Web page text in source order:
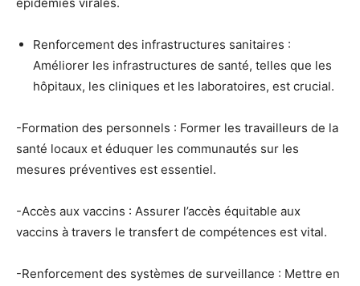
Renforcement des infrastructures sanitaires :
Améliorer les infrastructures de santé, telles que les
hôpitaux, les cliniques et les laboratoires, est crucial.
-Formation des personnels : Former les travailleurs de la
santé locaux et éduquer les communautés sur les
mesures préventives est essentiel.
-Accès aux vaccins : Assurer l’accès équitable aux
vaccins à travers le transfert de compétences est vital.
-Renforcement des systèmes de surveillance : Mettre en